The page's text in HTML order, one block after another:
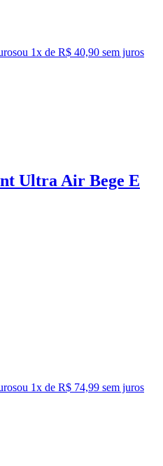
ou 1x de R$ 40,90 sem juros
Ultra Air Bege E
ou 1x de R$ 74,99 sem juros